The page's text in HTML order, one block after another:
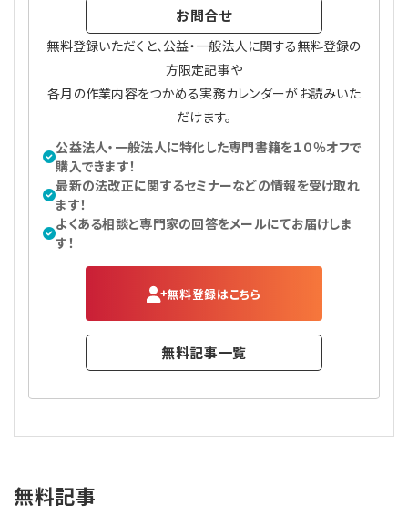
お問合せ
無料登録いただくと、公益・一般法人に関する無料登録の
方限定記事や
各月の作業内容をつかめる実務カレンダーがお読みいた
だけます。
公益法人・一般法人に特化した専門書籍を１０％オフで
購入できます！
最新の法改正に関するセミナーなどの情報を受け取れ
ます！
よくある相談と専門家の回答をメールにてお届けしま
す！
無料登録はこちら
無料記事一覧
無料記事